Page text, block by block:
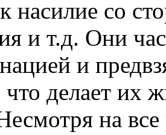
насилие со
и т.д. Они
и
что делает их
на